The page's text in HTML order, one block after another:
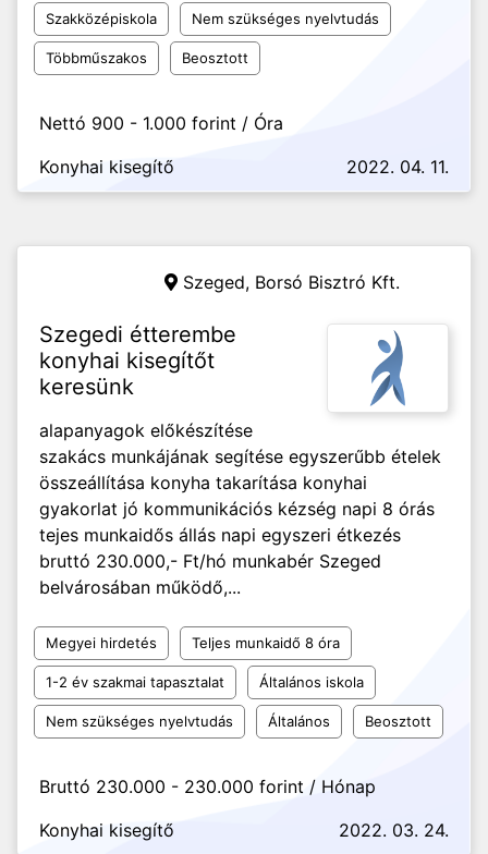
Szakközépiskola Nem szükséges nyelvtudás
Többműszakos Beosztott
Nettó 900 - 1.000 forint / Óra
Konyhai kisegítő
2022. 04. 11.
Szeged, Borsó Bisztró Kft.
Szegedi étterembe
konyhai kisegítőt
keresünk
alapanyagok előkészítése
szakács munkájának segítése egyszerűbb ételek
összeállítása konyha takarítása konyhai
gyakorlat jó kommunikációs kézség napi 8 órás
tejes munkaidős állás napi egyszeri étkezés
bruttó 230.000,- Ft/hó munkabér Szeged
belvárosában működő,...
Megyei hirdetés Teljes munkaidő 8 óra
1-2 év szakmai tapasztalat Általános iskola
Nem szükséges nyelvtudás Általános Beosztott
Bruttó 230.000 - 230.000 forint / Hónap
Konyhai kisegítő
2022. 03. 24.